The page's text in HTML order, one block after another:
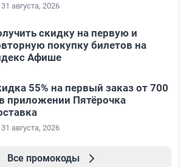
августа, 2026
скидку на первую и
покупку билетов на
Афише
55% на первый заказ от 700
приложении Пятёрочка
августа, 2026
Все промокоды